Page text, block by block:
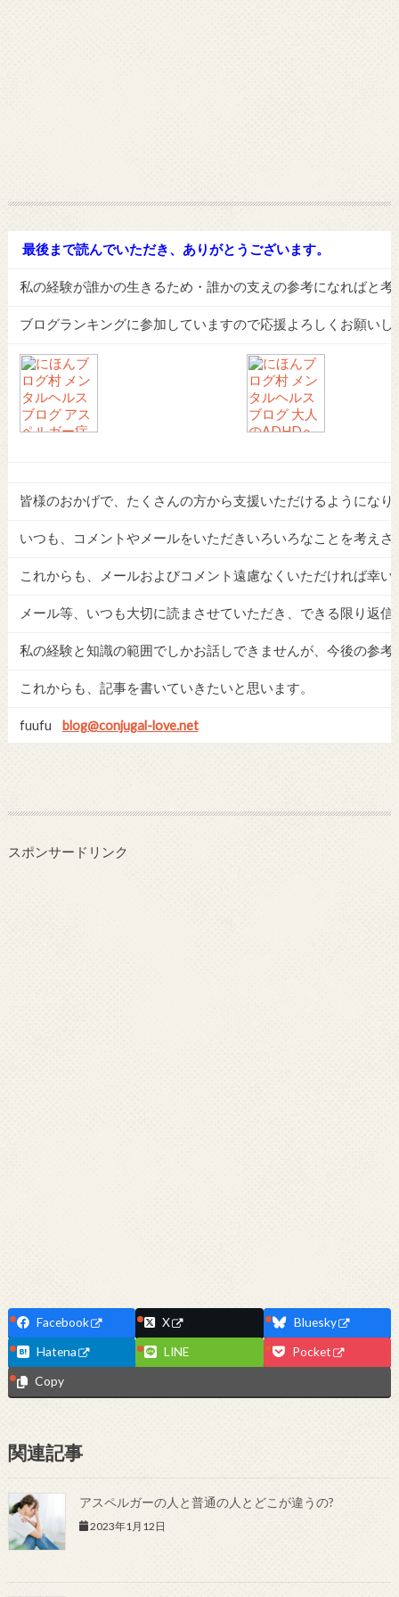
最後まで読んでいただき、ありがとうございます。
私の経験が誰かの生きるため・誰かの支えの参考になればと考
ブログランキングに参加していますので応援よろしくお願いし
皆様のおかげで、たくさんの方から支援いただけるようになり
いつも、コメントやメールをいただきいろいろなことを考えさ
これからも、メールおよびコメント遠慮なくいただければ幸い
メール等、いつも大切に読まさせていただき、できる限り返
私の経験と知識の範囲でしかお話しできませんが、今後の参考
これからも、記事を書いていきたいと思います。
fuufu blog@conjugal-love.net
スポンサードリンク
Facebook X
Bluesky
Hatena
LINE
Pocket
Copy
関連記事
アスペルガーの人と普通の人とどこが違うの?
2023年1月12日